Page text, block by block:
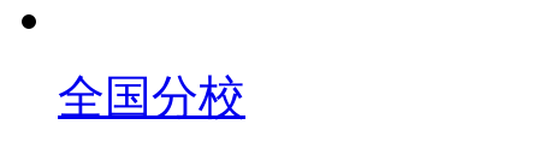
全国分校